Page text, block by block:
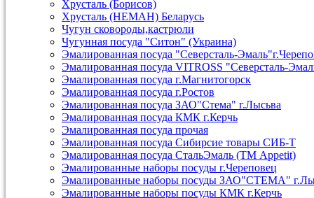
Хрусталь (Борисов)
Хрусталь (НЕМАН) Беларусь
Чугун сковороды,кастрюли
Чугунная посуда "Ситон" (Украина)
Эмалированная посуда "Северсталь-
Эмалированная посуда VITROSS "Северсталь-
Эмалированная посуда г.Магнитогорск
Эмалированная посуда г.Ростов
Эмалированная посуда ЗАО"Стема" г.Лысьва
Эмалированная посуда КМК г.Керчь
Эмалированная посуда прочая
Эмалированная посуда Сибирсие товары СИБ-Т
Эмалированная посуда СтальЭмаль (ТМ Appetit)
Эмалированные наборы посуды г.Череповец
Эмалированные наборы посуды ЗАО"СТЕМА"
Эмалированные наборы посуды КМК г.Керчь